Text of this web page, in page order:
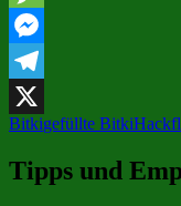
Message
Messenger
Telegram
X
Bitkigefüllte Bitki
Tipps und